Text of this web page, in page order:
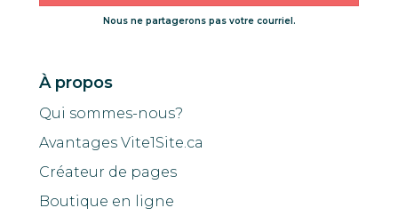
Nous ne partagerons pas votre courriel.
À propos
Qui sommes-nous?
Avantages Vite1Site.ca
Créateur de pages
Boutique en ligne